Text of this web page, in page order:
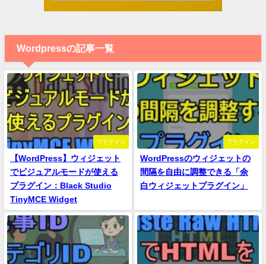
Wordpressの記事一覧
プラグイン
【WordPress】ウィジェット
でビジュアルモードが使える
プラグイン：Black Studio
TinyMCE Widget
プラグイン
WordPressのウィジェットの
間隔を自由に調整できる「余
白ウィジェットプラグイン」